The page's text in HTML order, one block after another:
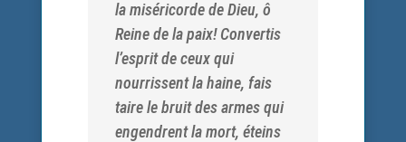
la miséricorde de Dieu, ô
Reine de la paix! Convertis
l’esprit de ceux qui
nourrissent la haine, fais
taire le bruit des armes qui
engendrent la mort, éteins